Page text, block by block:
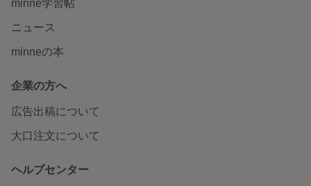
minne学習帖
ニュース
minneの本
企業の方へ
広告出稿について
大口注文について
ヘルプセンター